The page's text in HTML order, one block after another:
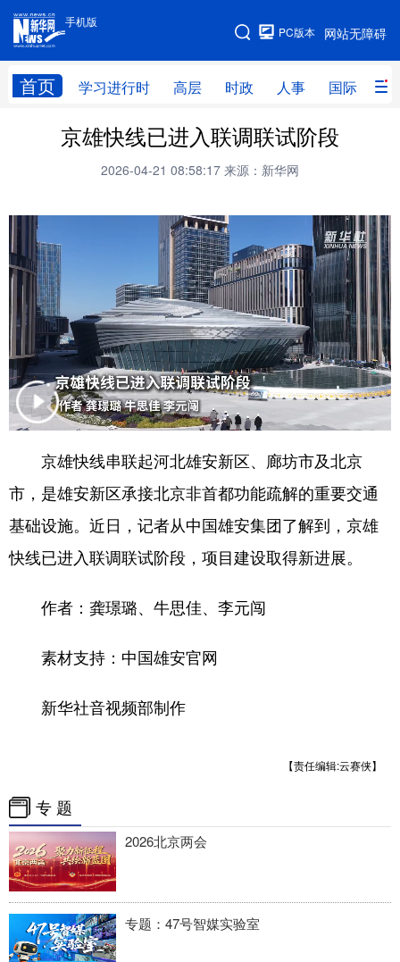
手机版
网站无障碍
PC版本
首页 学习进行时 高层 时政 人事 国际 财
手机版
网站地图
学习进行时 高层 时政 人事
财经 网评
科技 科普 体育 文化
健康 军事 访谈 视频
图片 中央文件 金融 汽车
食品 人居 信息化 乡村振兴
溯源中国 城市 旅游 能源
会展 彩票 娱乐 时尚
悦读 公益 书画 一带一路
北京 天津 河北
辽宁 吉林
重庆
四川
陕西 甘肃
新疆
多语种频道
京雄快线已进入联调联试阶段
2026-04-21 08:58:17 来源：新华网
京雄快线串联起河北雄安新区、廊坊市及北京
市，是雄安新区承接北京非首都功能疏解的重要交通
基础设施。近日，记者从中国雄安集团了解到，京雄
快线已进入联调联试阶段，项目建设取得新进展。
作者：龚璟璐、牛思佳、李元闯
素材支持：中国雄安官网
新华社音视频部制作
【责任编辑:云赛侠】
专 题
2026北京两会
专题：47号智媒实验室